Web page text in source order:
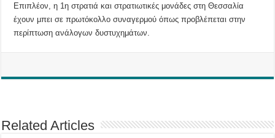
Επιπλέον, η 1η στρατιά και στρατιωτικές μονάδες στη Θεσσαλία
έχουν μπει σε πρωτόκολλο συναγερμού όπως προβλέπεται στην
περίπτωση ανάλογων δυστυχημάτων.
Related Articles